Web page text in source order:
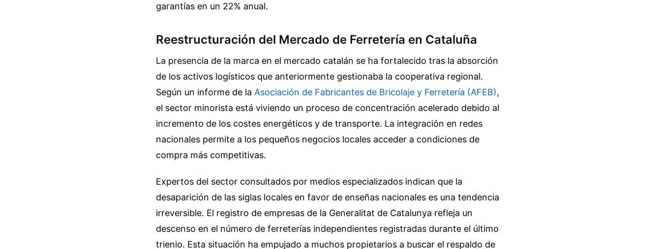
garantías en un 22% anual.
Reestructuración del Mercado de Ferretería en Cataluña
La presencia de la marca en el mercado catalán se ha fortalecido tras la absorción
de los activos logísticos que anteriormente gestionaba la cooperativa regional.
Según un informe de la Asociación de Fabricantes de Bricolaje y Ferretería (AFEB),
el sector minorista está viviendo un proceso de concentración acelerado debido al
incremento de los costes energéticos y de transporte. La integración en redes
nacionales permite a los pequeños negocios locales acceder a condiciones de
compra más competitivas.
Expertos del sector consultados por medios especializados indican que la
desaparición de las siglas locales en favor de enseñas nacionales es una tendencia
irreversible. El registro de empresas de la Generalitat de Catalunya refleja un
descenso en el número de ferreterías independientes registradas durante el último
trienio. Esta situación ha empujado a muchos propietarios a buscar el respaldo de